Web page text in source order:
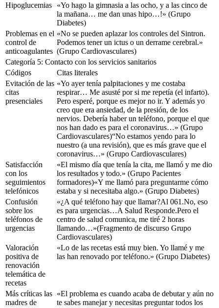
Hipoglucemias
«Yo hago la gimnasia a las ocho, y a las cinco de
la mañana… me dan unas hipo…!» (Grupo
Diabetes)
Problemas en el
control de
anticoagulantes
«No se pueden aplazar los controles del Sintron.
Podemos tener un ictus o un derrame cerebral.»
(Grupo Cardiovasculares)
Categoría 5: Contacto con los servicios sanitarios
Códigos
Citas literales
Evitación de las
citas
presenciales
«Yo ayer tenía palpitaciones y me costaba
respirar… Me asusté por si me repetía (el infarto).
Pero esperé, porque es mejor no ir. Y además yo
creo que era ansiedad, de la presión, de los
nervios. Debería haber un teléfono, porque el que
nos han dado es para el coronavirus…» (Grupo
Cardiovasculares)“No estamos yendo para lo
nuestro (a una revisión), que es más grave que el
coronavirus…» (Grupo Cardiovasculares)
Satisfacción
con los
seguimientos
telefónicos
«El mismo día que tenía la cita, me llamó y me dio
los resultados y todo.» (Grupo Pacientes
formadores)«Y me llamó para preguntarme cómo
estaba y si necesitaba algo.» (Grupo Diabetes)
Confusión
sobre los
teléfonos de
urgencias
«¿A qué teléfono hay que llamar?Al 061.No, eso
es para urgencias…A Salud Responde.Pero el
centro de salud comunica, me tiré 2 horas
llamando…»(Fragmento de discurso Grupo
Cardiovasculares)
Valoración
positiva de
renovación
telemática de
recetas
«Lo de las recetas está muy bien. Yo llamé y me
las han renovado por teléfono.» (Grupo Diabetes)
Más críticas las
madres de
«El problema es cuando acaba de debutar y aún no
te sabes manejar y necesitas preguntar todos los